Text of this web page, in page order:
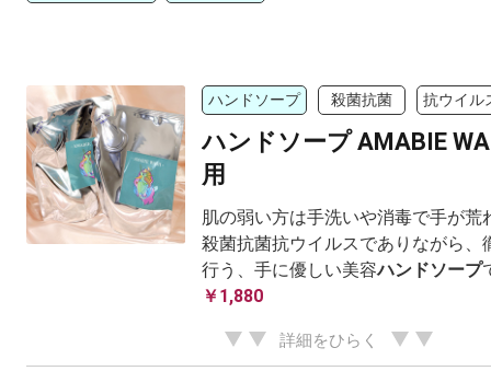
ハンドソープ 殺菌抗菌 抗ウイル
ハンドソープ AMABIE
用
肌の弱い方は手洗いや消毒で手が荒
殺菌抗菌抗ウイルスでありながら、
行う、手に優しい美容ハンドソープ
￥1,880
詳細をひらく